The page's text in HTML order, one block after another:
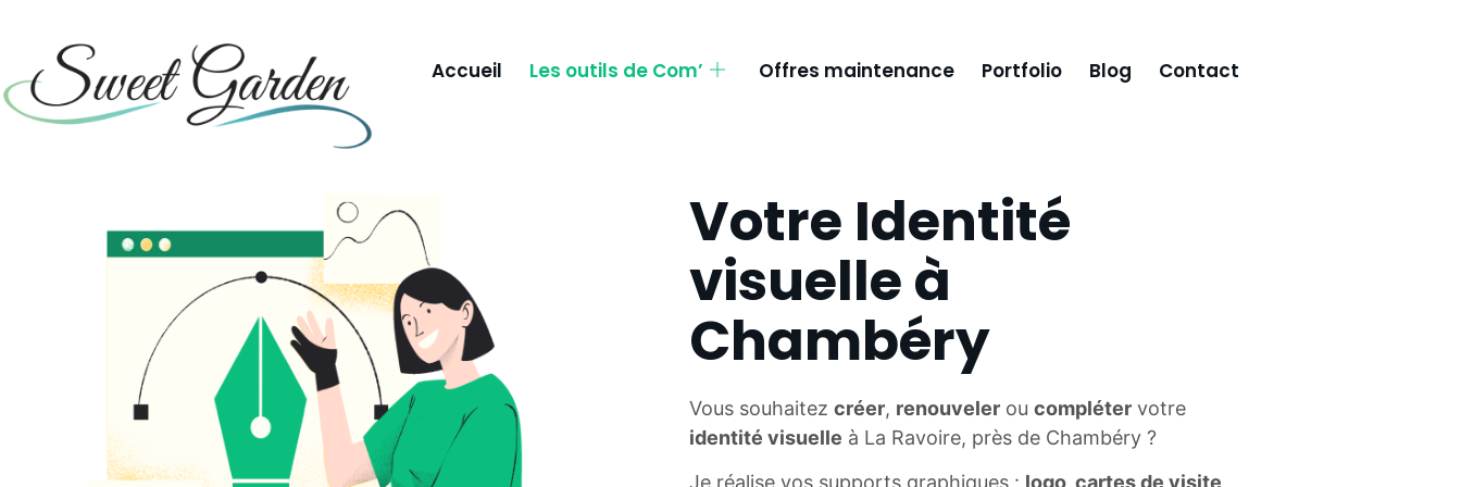
Accueil Les outils de Com’ Offres maintenance Portfolio Blog Contact
Votre Identité
visuelle à
Chambéry
Vous souhaitez créer, renouveler ou compléter votre
identité visuelle à La Ravoire, près de Chambéry ?
Je réalise vos supports graphiques : logo, cartes de visite,